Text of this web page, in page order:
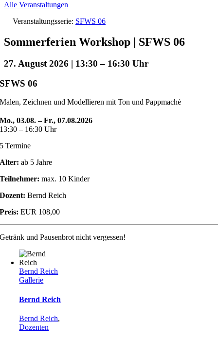
Alle Veranstaltungen
Veranstaltungsserie: SFWS 06
Sommerferien Workshop | SFWS 06
27. August 2026 | 13:30 – 16:30
SFWS 06
Malen, Zeichnen und Modellieren mit Ton und Pappmaché
Mo., 03.08. – Fr., 07.08.2026
13:30 – 16:30 Uhr
5 Termine
Alter: ab 5 Jahre
Teilnehmer: max. 10 Kinder
Dozent: Bernd Reich
Preis: EUR 108,00
Getränk und Pausenbrot nicht vergessen!
Bernd Reich
Gallerie
Bernd Reich
Bernd Reich,
Dozenten